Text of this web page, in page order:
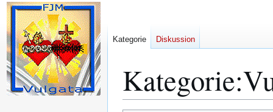
Kategorie:
Kategorie Diskussion